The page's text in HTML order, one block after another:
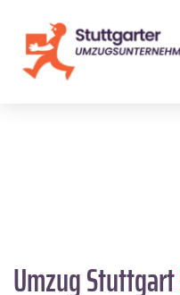
Umzug Stuttgart